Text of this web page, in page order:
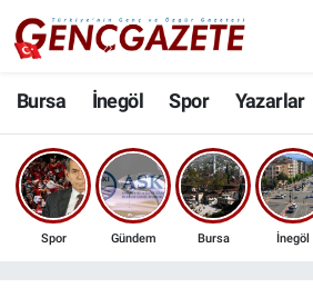
Bursa İnegöl Spor Yazarlar
Spor Gündem Bursa İnegöl
Bursa
İnegöl
3.SAYFA
Nöbetçi Eczaneler
Hava Durumu
Trafik Durumu